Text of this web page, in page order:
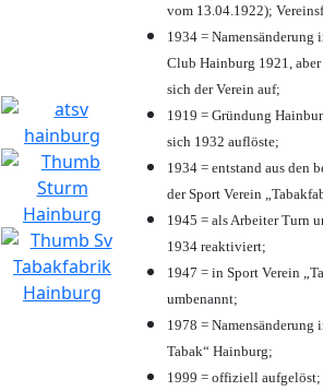
vom 13.04.1922);
1934 = Namensänderung
Club Hainburg 1921,
sich der Verein auf;
1919 = Gründung
sich 1932 auflöste;
1934 = entstand aus den
der Sport Verein
1945 = als Arbeiter Turn
1934 reaktiviert;
1947 = in Sport Verein
umbenannt;
1978 = Namensänderung
Tabak“ Hainburg;
1999 = offiziell aufgelöst;